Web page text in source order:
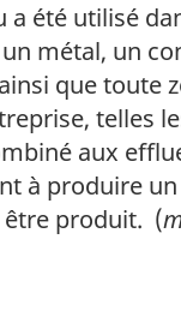
été utilisé
métal, un
que toute
telles
aux
à produire
être produit. (